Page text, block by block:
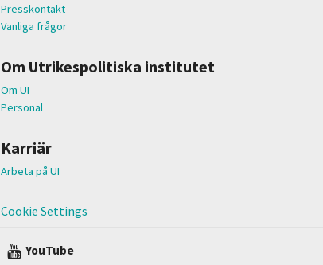
Presskontakt
Vanliga frågor
Om Utrikespolitiska institutet
Om UI
Personal
Karriär
Arbeta på UI
Cookie Settings
YouTube